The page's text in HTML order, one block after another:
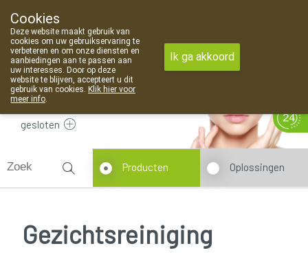
09 373 94 03
gesloten
Producten Oplossingen
Gezichtsreiniging
Cookies
Deze website maakt gebruik van
cookies om uw gebruikservaring te
verbeteren en om onze diensten en
aanbiedingen aan te passen aan
uw interesses. Door op deze
website te blijven, accepteert u dit
gebruik van cookies. Klik hier voor
meer info.
Ik ga akkoord